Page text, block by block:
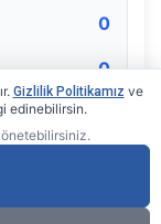
0
0
Gizlilik Politikamız ve
edinebilirsin.